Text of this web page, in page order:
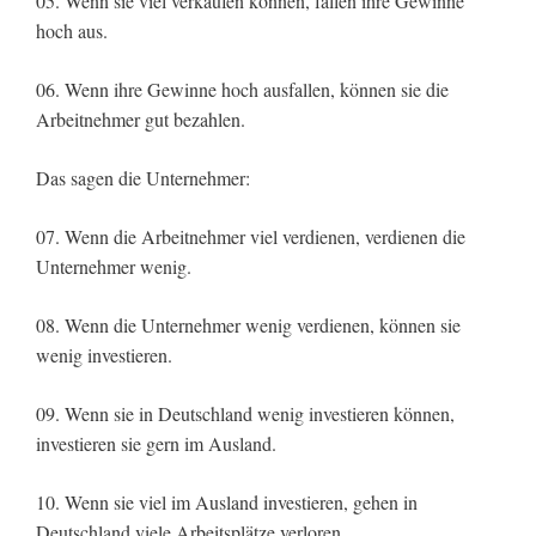
hoch aus.
06. Wenn ihre Gewinne hoch ausfallen, können sie die
Arbeitnehmer gut bezahlen.
Das sagen die Unternehmer:
07. Wenn die Arbeitnehmer viel verdienen, verdienen die
Unternehmer wenig.
08. Wenn die Unternehmer wenig verdienen, können sie
wenig investieren.
09. Wenn sie in Deutschland wenig investieren können,
investieren sie gern im Ausland.
10. Wenn sie viel im Ausland investieren, gehen in